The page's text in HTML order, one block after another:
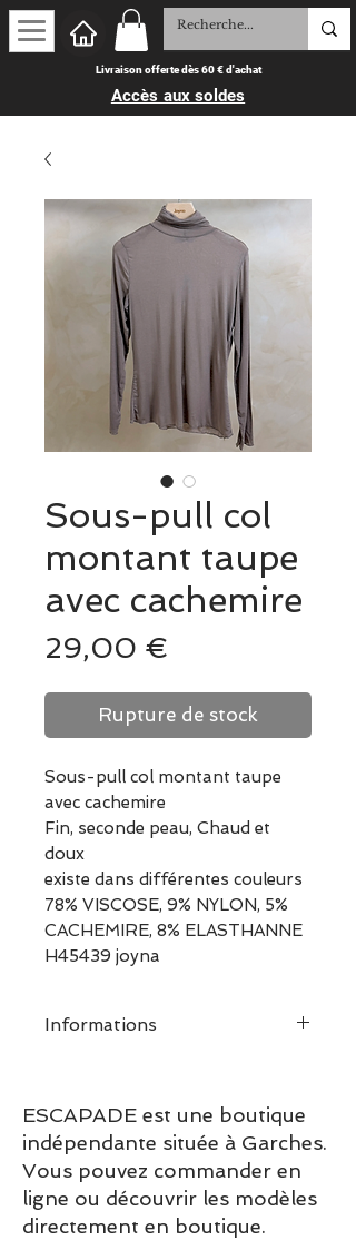
Livraison offerte dès 60 € d'achat
Accès aux soldes
Sous-pull col
montant taupe
avec cachemire
29,00 €
Rupture de stock
Sous-pull col montant taupe
avec cachemire
Fin, seconde peau, Chaud et
doux
existe dans différentes couleurs
78% VISCOSE, 9% NYLON, 5%
CACHEMIRE, 8% ELASTHANNE
H45439 joyna
Informations
ESCAPADE est une boutique
indépendante située à Garches.
Vous pouvez commander en
ligne ou découvrir les modèles
directement en boutique.